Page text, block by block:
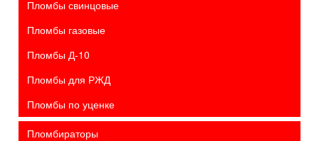
Пломбы свинцовые
Пломбы газовые
Пломбы Д-10
Пломбы для РЖД
Пломбы по уценке
Пломбираторы